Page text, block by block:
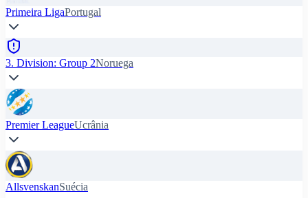
Primeira LigaPortugal
3. Division: Group 2Noruega
Premier LeagueUcrânia
AllsvenskanSuécia